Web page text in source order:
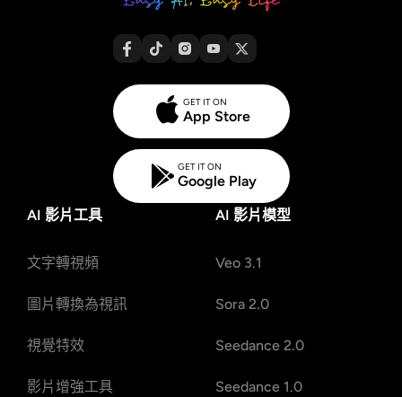
GET IT ON
App Store
GET IT ON
Google Play
AI 影片工具
文字轉視頻
圖片轉換為視訊
視覺特效
影片增強工具
AI 影片模型
Veo 3.1
Sora 2.0
Seedance 2.0
Seedance 1.0